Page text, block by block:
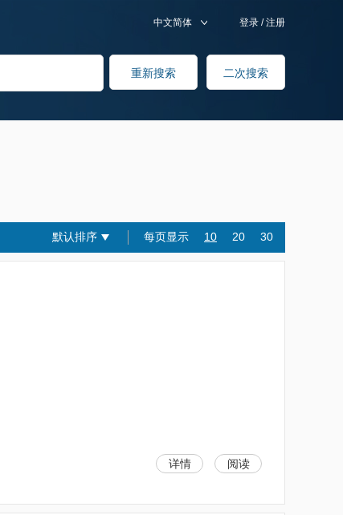
登录 /注册
中文简体
默认排序 每页显示 10 20 30
详情
阅读